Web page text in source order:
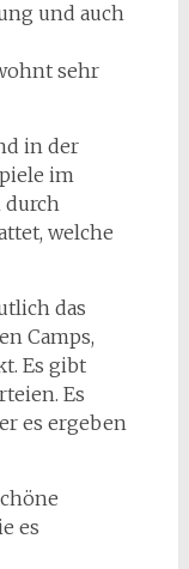
und auch
sehr
in der
im
durch
welche
das
Camps,
Es gibt
Es
es ergeben
es